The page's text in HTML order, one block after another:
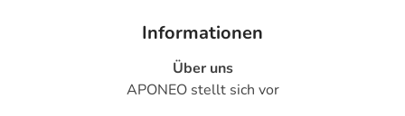
Informationen
Über uns
APONEO stellt sich vor